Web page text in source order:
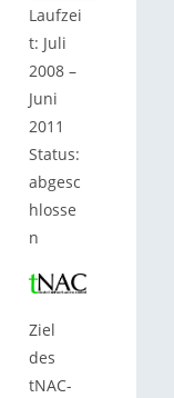
Laufzei
t: Juli
2008 –
Juni
2011
Status:
abgesc
hlosse
n
Ziel
des
tNAC-